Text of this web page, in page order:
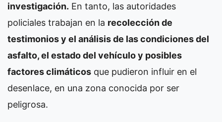
investigación. En tanto, las autoridades
policiales trabajan en la recolección de
testimonios y el análisis de las condiciones del
asfalto, el estado del vehículo y posibles
factores climáticos que pudieron influir en el
desenlace, en una zona conocida por ser
peligrosa.